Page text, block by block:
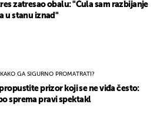
zatresao obalu: "Čula sam razbijanje
u stanu iznad"
KAKO GA SIGURNO PROMATRATI?
propustite prizor koji se ne viđa često:
sprema pravi spektakl
NOTIFIKACIJE